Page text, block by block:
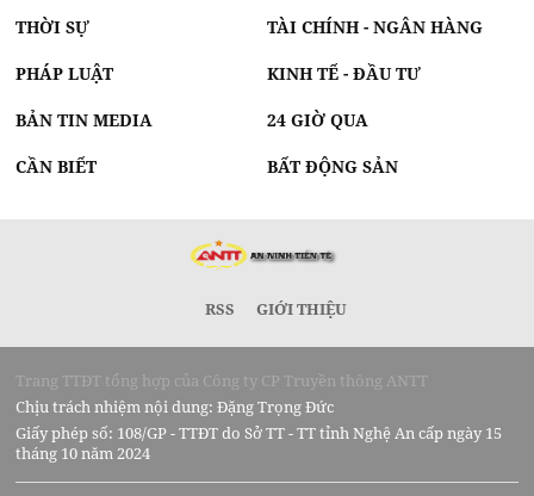
THỜI SỰ TÀI CHÍNH - NGÂN HÀNG
PHÁP LUẬT KINH TẾ - ĐẦU TƯ
BẢN TIN MEDIA 24 GIỜ QUA
CẦN BIẾT BẤT ĐỘNG SẢN
RSS GIỚI THIỆU
Trang TTĐT tổng hợp của Công ty CP Truyền thông ANTT
Chịu trách nhiệm nội dung: Đặng Trọng Đức
Giấy phép số: 108/GP - TTĐT do Sở TT - TT tỉnh Nghệ An cấp ngày 15
tháng 10 năm 2024